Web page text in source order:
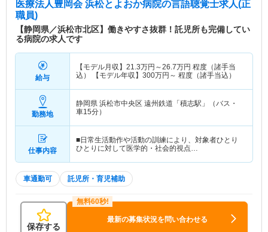
医療法人豊岡会 浜松とよおか病院の言語聴覚士求人(正
職員)
【静岡県／浜松市北区】働きやすさ抜群！託児所も完備してい
る病院の求人です
給与
【モデル月収】 21.3万円～26.7万円 程度（諸手当
込） 【モデル年収】 300万円～ 程度（諸手当込）
勤務地
静岡県 浜松市中央区 遠州鉄道「積志駅」（バス・
車15分）
仕事内容
■日常生活動作や活動の訓練により、対象者ひとり
ひとりに対して医学的・社会的視点…
車通勤可 託児所・育児補助
保存する
最新の募集状況を問い合わせる